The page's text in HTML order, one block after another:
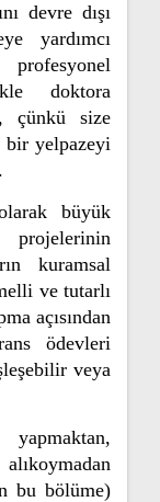
devre dışı
yardımcı
doktora
çünkü size
bir yelpazeyi
büyük
projelerinin
kuramsal
ve tutarlı
açısından
ödevleri
veya
bu bölüme)